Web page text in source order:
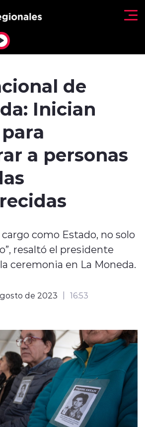
claro
de
Inician
a personas
como Estado, no solo
resaltó el presidente
ceremonia en La Moneda.
de 2023 16:53